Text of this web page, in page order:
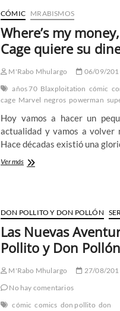
del
New
52
DC
1º
semana
CÓMIC MRABISMOS
Where’s my
Cage quiere su
M'Rabo Mhulargo 06/09/
años 70 Blaxploitation cómic
cage Marvel negros powerman
Hoy vamos a hacer un
actualidad y vamos a volver
Hace décadas existió una
Ver másWhere’s
Luke
Cage
quiere
su
DON POLLITO Y DON POLLÓN
Las Nuevas
Pollito y Don
M'Rabo Mhulargo
27/08/
No hay comentarios
cómic comics don pollito don